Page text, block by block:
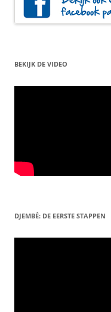
BEKIJK DE VIDEO
DJEMBÉ: DE EERSTE STAPPEN